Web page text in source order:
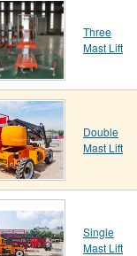
Three
Mast Lift
Double
Mast Lift
Single
Mast Lift